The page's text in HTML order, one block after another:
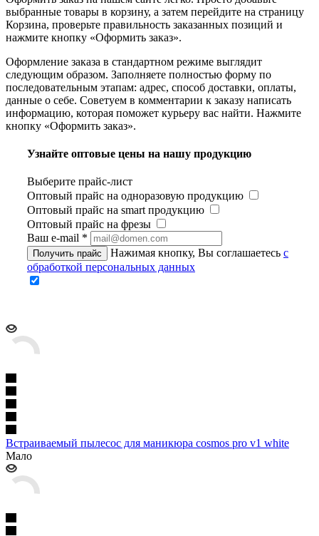
выбранные товары в корзину, а затем перейдите на страницу
Корзина, проверьте правильность заказанных позиций и
нажмите кнопку «Оформить заказ».
Оформление заказа в стандартном режиме выглядит
следующим образом. Заполняете полностью форму по
последовательным этапам: адрес, способ доставки, оплаты,
данные о себе. Советуем в комментарии к заказу написать
информацию, которая поможет курьеру вас найти. Нажмите
кнопку «Оформить заказ».
Узнайте оптовые цены на нашу продукцию
Выберите прайс-лист
Оптовый прайс на одноразовую продукцию
Оптовый прайс на smart продукцию
Оптовый прайс на фрезы
Ваш e-mail *
Получить прайс Нажимая кнопку, Вы соглашаетесь с
обработкой персональных данных
Встраиваемый пылесос для маникюра cosmos pro v1 white
Мало